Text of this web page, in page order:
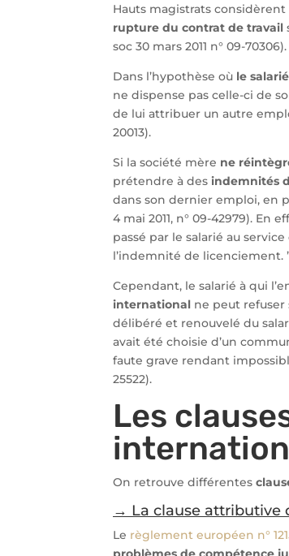
Hauts magistrats considèrent
rupture du contrat de travail
soc 30 mars 2011 n° 09-70306).
Dans l’hypothèse où le
ne dispense pas celle-ci de
de lui attribuer un autre
20013).
Si la société mère ne
prétendre à des indemnités
dans son dernier emploi, en
4 mai 2011, n° 09-42979). En
passé par le salarié au
l’indemnité de licenciement.
Cependant, le salarié à qui
international ne peut refuser
délibéré et renouvelé du
avait été choisie d’un
faute grave rendant
25522).
Les
On retrouve différentes
→ La clause attributive
Le règlement européen n°